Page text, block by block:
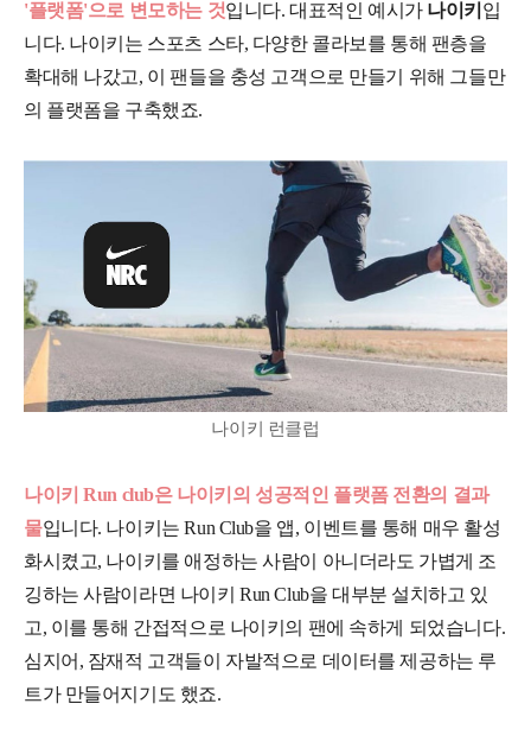
'플랫폼'으로 변모하는 것입니다. 대표적인 예시가 나이키 입
니다. 나이키는 스포츠 스타, 다양한 콜라보를 통해 팬층을
확대해 나갔고, 이 팬들을 충성 고객으로 만들기 위해 그들만
의 플랫폼을 구축했죠.
나이키 런클럽
나이키 Run club은 나이키의 성공적인 플랫폼 전환의 결과
물입니다. 나이키는 Run Club을 앱, 이벤트를 통해 매우 활성
화시켰고, 나이키를 애정하는 사람이 아니더라도 가볍게 조
깅하는 사람이라면 나이키 Run Club을 대부분 설치하고 있
고, 이를 통해 간접적으로 나이키의 팬에 속하게 되었습니다.
심지어, 잠재적 고객들이 자발적으로 데이터를 제공하는 루
트가 만들어지기도 했죠.